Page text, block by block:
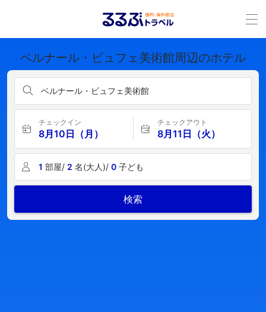
ベルナール・ビュフェ美術館周辺のホテル
ベルナール・ビュフェ美術館
チェックイン
8月10日（月）
チェックアウト
8月11日（火）
1 部屋/ 2 名(大人)/ 0 子ども
検索